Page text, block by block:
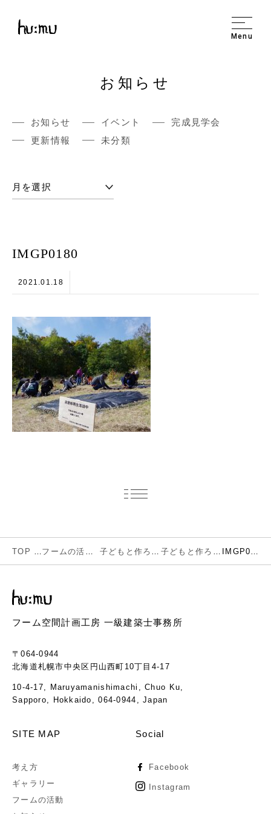
Menu
お知らせ
お知らせ イベント
完成見学会
更新情報
未分類
IMGP0180
2021.01.18
TOP
フーム空間計画工房 一級建築士事務所
〒064-0944
北海道札幌市中央区円山西町10丁目4-17
10-4-17, Maruyamanishimachi, Chuo Ku,
Sapporo, Hokkaido, 064-0944, Japan
SITE MAP
考え方
ギャラリー
フームの活動
Social
Facebook
Instagram